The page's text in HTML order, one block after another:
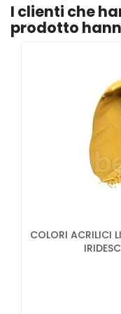
I clienti che
prodotto
COLORI ACRILICI